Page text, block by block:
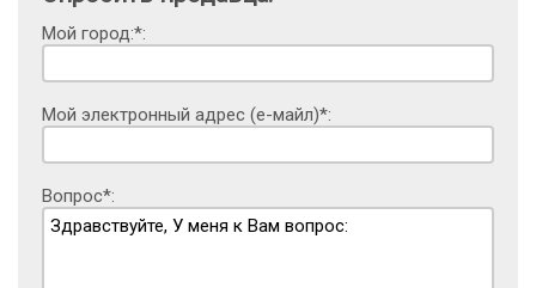
Мой город:*:
Мой электронный адрес (е-майл)*:
Вопрос*: